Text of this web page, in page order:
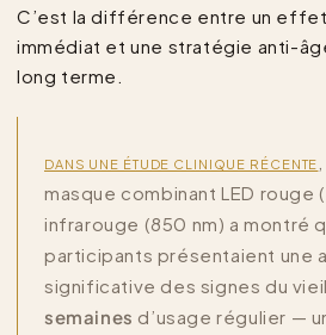
C’est la différence entre un
immédiat et une stratégie anti-
long terme.
DANS UNE ÉTUDE CLINIQUE RÉCENTE
masque combinant LED rouge
infrarouge (850 nm) a montré
participants présentaient une
significative des signes du
semaines d’usage régulier —